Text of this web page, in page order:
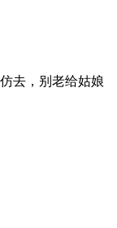
去，别老给姑娘